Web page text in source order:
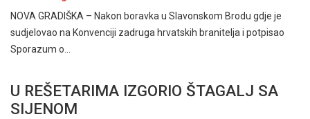
NOVA GRADIŠKA – Nakon boravka u Slavonskom Brodu gdje je
sudjelovao na Konvenciji zadruga hrvatskih branitelja i potpisao
Sporazum o…
U REŠETARIMA IZGORIO ŠTAGALJ SA
SIJENOM